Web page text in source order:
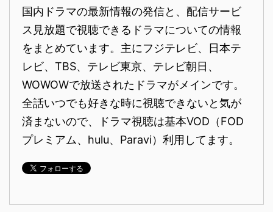
国内ドラマの最新情報の発信と、配信サービ
ス見放題で視聴できるドラマについての情報
をまとめています。主にフジテレビ、日本テ
レビ、TBS、テレビ東京、テレビ朝日、
WOWOWで放送されたドラマがメインです。
全話いつでも好きな時に視聴できないと気が
済まないので、ドラマ視聴は基本VOD（FOD
プレミアム、hulu、Paravi）利用してます。